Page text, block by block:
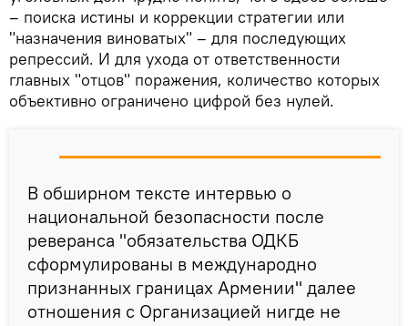
– поиска истины и коррекции стратегии или
"назначения виноватых" – для последующих
репрессий. И для ухода от ответственности
главных "отцов" поражения, количество которых
объективно ограничено цифрой без нулей.
В обширном тексте интервью о
национальной безопасности после
реверанса "обязательства ОДКБ
сформулированы в международно
признанных границах Армении" далее
отношения с Организацией нигде не